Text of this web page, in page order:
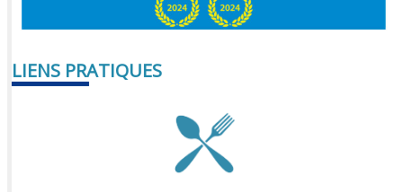
LIENS PRATIQUES